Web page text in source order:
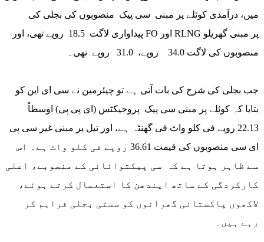
میں، درآمدی کوئلے پر مبنی سی پیک منصوبوں کی بجلی کی
پیداواری لاگت 18.5 روپے تھی، اور FO اور RLNG پر مبنی گھریلو
منصوبوں کی لاگت 34.0 روپے، 31.0 روپے تھی۔
جب بجلی کی شرح کی بات آتی ہے تو چیئرمین نے سی ای این کو
بتایا کہ کوئلے پر مبنی سی پیک پروجیکٹس (ای پی پی) اوسطاً
22.13 روپے فی کلو واٹ فی گھنٹہ ہے، اور تیل پر مبنی غیر سی پی
ای سی منصوبوں کی قیمت 36.61 روپے فی کلو واٹ ہے۔ اس
سے ظاہر ہوتا ہے کہ سی پیکتوانائی کے منصوبے، اعلی
کارکردگی کے ساتھ ایندھن کا استعمال کرتے ہوئے،
لاکھوں پاکستانی گھرانوں کو سستی بجلی فراہم کر
رہے ہیں۔